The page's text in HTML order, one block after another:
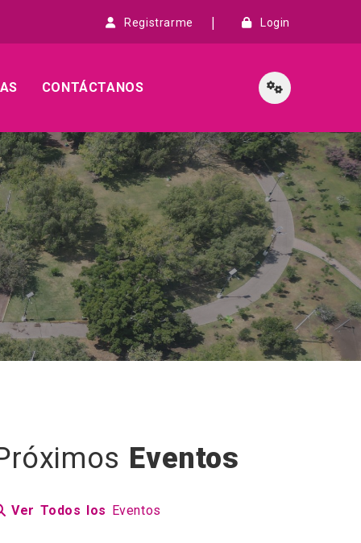
Registrarme Login
CONTÁCTANOS
Eventos
Ver Todos los Eventos